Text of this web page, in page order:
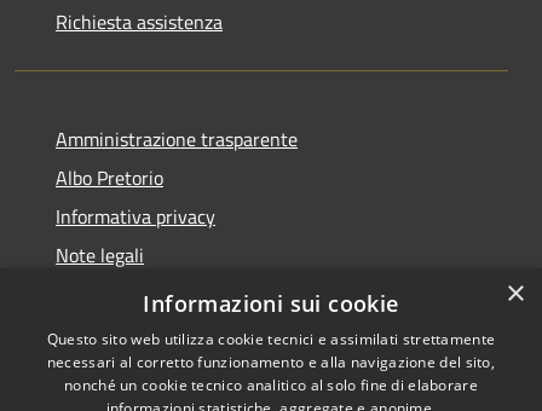
Richiesta assistenza
Amministrazione trasparente
Albo Pretorio
Informativa privacy
Note legali
Dichiarazione di accessibilità
×
Informazioni sui cookie
Questo sito web utilizza cookie tecnici e assimilati strettamente
necessari al corretto funzionamento e alla navigazione del sito,
nonché un cookie tecnico analitico al solo fine di elaborare